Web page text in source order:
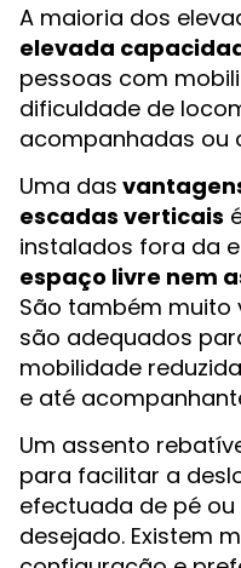
A maioria dos
elevada
pessoas com
dificuldade de
acompanhadas ou
Uma das
escadas verticais
instalados fora da
espaço livre nem
São também muito
são adequados
mobilidade
e até
Um assento
para facilitar a
efectuada de pé
desejado. Existem